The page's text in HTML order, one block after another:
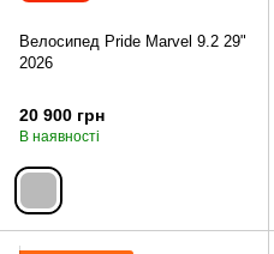
Велосипед Pride Marvel 9.2 29"
2026
20 900 грн
В наявності